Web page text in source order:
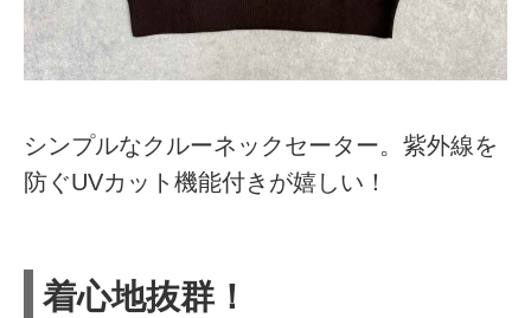
シンプルなクルーネックセーター。紫外線を
防ぐUVカット機能付きが嬉しい！
着心地抜群！